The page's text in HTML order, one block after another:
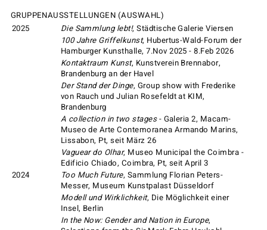
GRUPPENAUSSTELLUNGEN (AUSWAHL)
2025
Die Sammlung lebt!, Städtische Galerie Viersen
100 Jahre Griffelkunst, Hubertus-Wald-Forum der
Hamburger Kunsthalle, 7.Nov 2025 - 8.Feb 2026
Kontaktraum Kunst, Kunstverein Brennabor,
Brandenburg an der Havel
Der Stand der Dinge, Group show with Frederike
von Rauch und Julian Rosefeldt at KIM,
Brandenburg
A collection in two stages- Galeria 2, Macam-
Museo de Arte Contemoranea Armando Marins,
Lissabon, Pt, seit März 26
Vaguear do Olhar, Museo Municipal the Coimbra -
Edificio Chiado, Coimbra, Pt, seit April 3
2024
Too Much Future, Sammlung Florian Peters-
Messer, Museum Kunstpalast Düsseldorf
Modell und Wirklichkeit, Die Möglichkeit einer
Insel, Berlin
In the Now: Gender and Nation in Europe,